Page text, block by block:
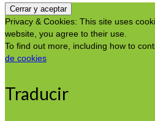
Privacy & Cookies: This site uses
website, you agree to their use.
To find out more, including how to
de cookies
Traducir